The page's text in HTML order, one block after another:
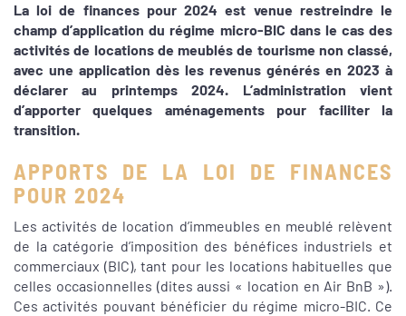
La loi de finances pour 2024 est venue restreindre le
champ d’application du régime micro-BIC dans le cas des
activités de locations de meublés de tourisme non classé,
avec une application dès les revenus générés en 2023 à
déclarer au printemps 2024. L’administration vient
d’apporter quelques aménagements pour faciliter la
transition.
APPORTS DE LA LOI DE FINANCES
POUR 2024
Les activités de location d’immeubles en meublé relèvent
de la catégorie d’imposition des bénéfices industriels et
commerciaux (BIC), tant pour les locations habituelles que
celles occasionnelles (dites aussi « location en Air BnB »).
Ces activités pouvant bénéficier du régime micro-BIC. Ce